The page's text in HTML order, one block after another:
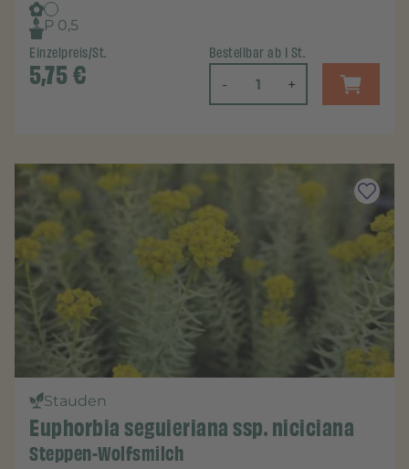
P 0,5
Einzelpreis/St.
5,75€
Bestellbar ab 1 St.
- +
Stauden
Euphorbia seguieriana ssp. niciciana
Steppen-Wolfsmilch